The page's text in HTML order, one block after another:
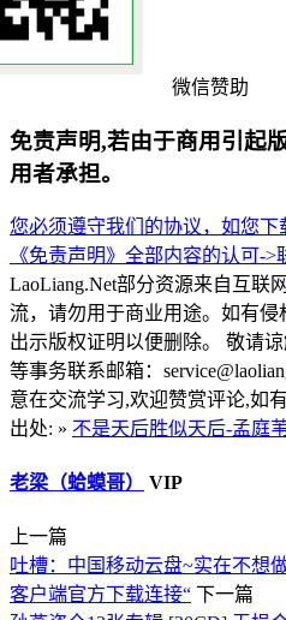
微信赞助
免责声明,若由于商用引起
用者承担。
您必须遵守我们的协议，如您
《免责声明》全部内容的认可->
LaoLiang.Net部分资源来自互联
流，请勿用于商业用途。如有
出示版权证明以便删除。 敬请
等事务联系邮箱：
意在交流学习,欢迎赞赏评论,如
出处: » 不是天后胜似天后-孟庭
老梁（蛤蟆哥） VIP
上一篇
吐槽：中国移动云盘~实在不想
客户端官方下载连接“ 下一篇